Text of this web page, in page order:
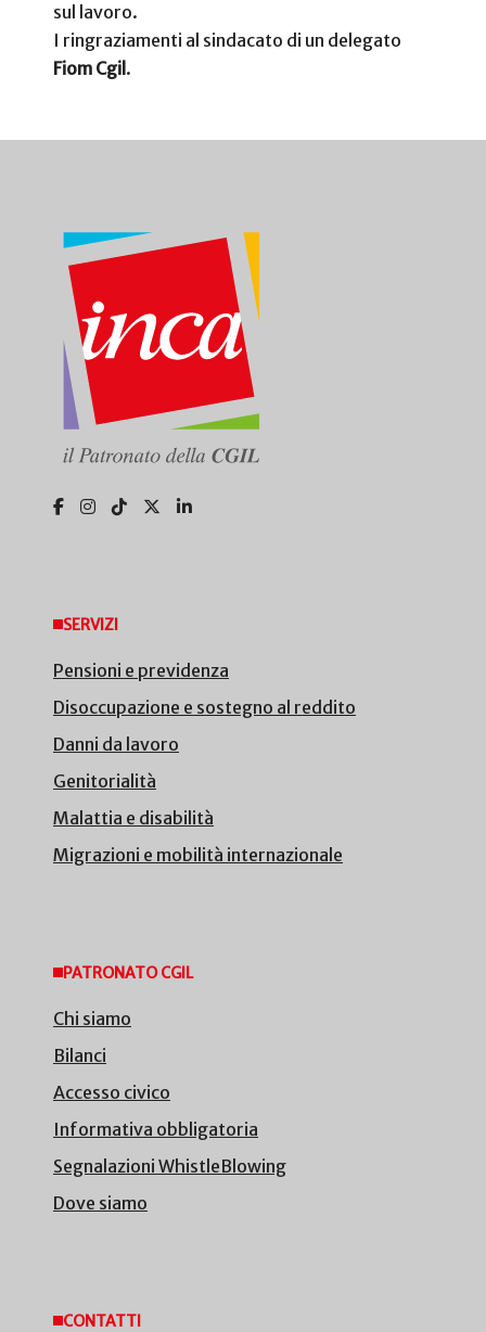
sul lavoro.
I ringraziamenti al sindacato di un delegato
Fiom Cgil .
SERVIZI
Pensioni e previdenza
Disoccupazione e sostegno al reddito
Danni da lavoro
Genitorialità
Malattia e disabilità
Migrazioni e mobilità internazionale
PATRONATO CGIL
Chi siamo
Bilanci
Accesso civico
Informativa obbligatoria
Segnalazioni WhistleBlowing
Dove siamo
CONTATTI